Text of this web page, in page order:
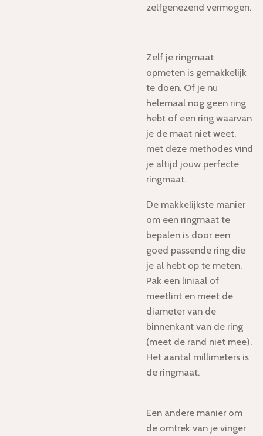
zelfgenezend vermogen.
Zelf je ringmaat
opmeten is gemakkelijk
te doen. Of je nu
helemaal nog geen ring
hebt of een ring waarvan
je de maat niet weet,
met deze methodes vind
je altijd jouw perfecte
ringmaat.
De makkelijkste manier
om een ringmaat te
bepalen is door een
goed passende ring die
je al hebt op te meten.
Pak een liniaal of
meetlint en meet de
diameter van de
binnenkant van de ring
(meet de rand niet mee).
Het aantal millimeters is
de ringmaat.
Een andere manier om
de omtrek van je vinger